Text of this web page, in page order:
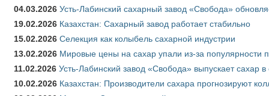
04.03.2026 Усть-Лабинский сахарный завод «Свобода»
19.02.2026 Казахстан: Сахарный завод работает стабильно
15.02.2026 Селекция как колыбель сахарной индустрии
13.02.2026 Мировые цены на сахар упали из-за популярности
11.02.2026 Усть-Лабинский завод «Свобода» выпускает сахар в
10.02.2026 Казахстан: Производители сахара прогнозируют